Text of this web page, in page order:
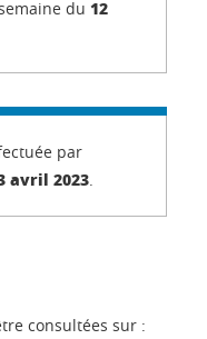
du 12
par
avril 2023
consultées sur :